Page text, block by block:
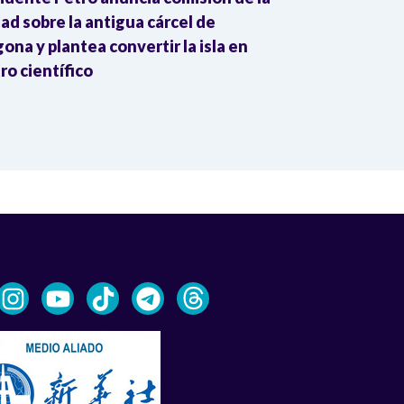
sobre la antigua cárcel de
y plantea convertir la isla en
científico